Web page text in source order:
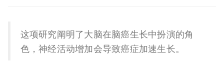
这项研究阐明了大脑在脑癌生长中扮演的角
色，神经活动增加会导致癌症加速生长。